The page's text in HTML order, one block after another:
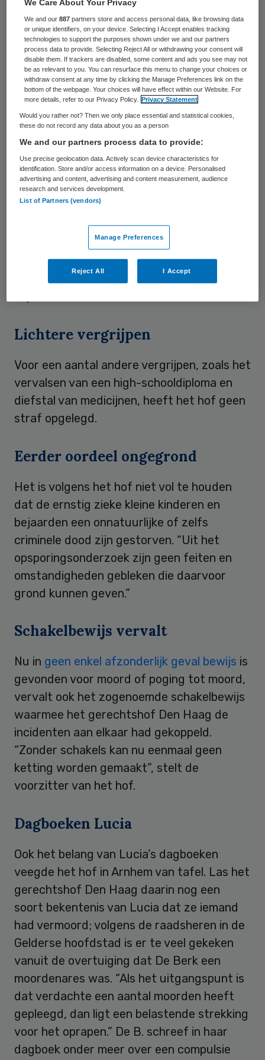
zichtbaar opgelucht en volgde de uitleg
over de beslissing aandachtig. De hoogste
baas van justitie heeft excuses
aangeboden aan De B. Het OM en De B. zijn
in overleg over een schadevergoeding.
Gerechtelijke dwaling
Het beeld van De B. als seriemoordenares is
met deze uitspraak bijgesteld, zoals het
Openbaar Ministerie (OM) vorige maand had
geëist. Tegelijk is met het arrest een van de
grootste gerechtelijke dwalingen
Nederlandse rechtsgeschiedenis een feit.
Het proces over de vermeende moorden op
ziekenhuispatiënten loopt al sinds
Lichtere vergrijpen
Voor een aantal andere vergrijpen, zoals het
vervalsen van een high-schooldiploma en
diefstal van medicijnen, heeft het hof geen
straf opgelegd.
Eerder oordeel ongegrond
Het is volgens het hof niet vol te houden
dat de ernstig zieke kleine kinderen en
bejaarden een onnatuurlijke of zelfs
criminele dood zijn gestorven. “Uit het
opsporingsonderzoek zijn geen feiten en
omstandigheden gebleken die daarvoor
grond kunnen geven.”
Schakelbewijs vervalt
Nu in geen enkel afzonderlijk geval bewijs is
gevonden voor moord of poging tot moord,
vervalt ook het zogenoemde schakelbewijs
waarmee het gerechtshof Den Haag de
incidenten aan elkaar had gekoppeld.
“Zonder schakels kan nu eenmaal geen
ketting worden gemaakt”, stelt de
voorzitter van het hof.
Dagboeken Lucia
Ook het belang van Lucia’s dagboeken
veegde het hof in Arnhem van tafel. Las het
gerechtshof Den Haag daarin nog een
soort bekentenis van Lucia dat ze iemand
had vermoord; volgens de raadsheren in de
Gelderse hoofdstad is er te veel gekeken
vanuit de overtuiging dat De Berk een
moordenares was. “Als het uitgangspunt is
dat verdachte een aantal moorden heeft
gepleegd, dan ligt een belastende strekking
voor het oprapen.” De B. schreef in haar
dagboek onder meer over een compulsie
We Care About Your Privacy
We and our887 partners store and access personal data, like browsing data
or unique identifiers, on your device. Selecting I Accept enables tracking
technologies to support the purposes shown under we and our partners
process data to provide. Selecting Reject All or withdrawing your consent will
disable them. If trackers are disabled, some content and ads you see may not
be as relevant to you. You can resurface this menu to change your choices or
withdraw consent at any time by clicking the Manage Preferences link on the
bottom of the webpage. Your choices will have effect within our Website. For
more details, refer to our Privacy Policy.
Privacy Statement
Would you rather not? Then we only place essential and statistical cookies,
these do not record any data about you as a person
We and our partners process data to provide:
Use precise geolocation data. Actively scan device characteristics for
identification. Store and/or access information on a device. Personalised
advertising and content, advertising and content measurement, audience
research and services development.
List of Partners (vendors)
Manage Preferences
Reject All I Accept